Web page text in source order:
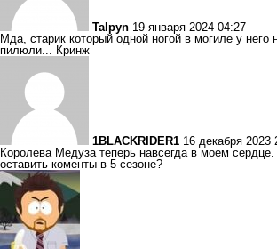
Talpyn 19 января 2024 04:27
Мда, старик который одной ногой в могиле у него
пилюли... Кринж
1BLACKRIDER1 16 декабря 2023
Королева Медуза теперь навсегда в моем
оставить коменты в 5 сезоне?